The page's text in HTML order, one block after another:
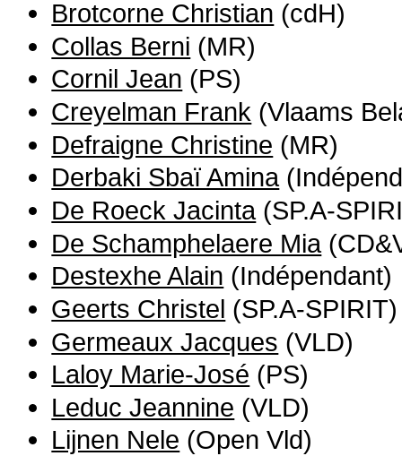
Brotcorne Christian (cdH)
Collas Berni (MR)
Cornil Jean (PS)
Creyelman Frank (Vlaams
Defraigne Christine (MR)
Derbaki Sbaï Amina
De Roeck Jacinta(SP.A-
De Schamphelaere Mia
Destexhe Alain (Indépendant)
Geerts Christel (SP.A-SPIRIT)
Germeaux Jacques (VLD)
Laloy Marie-José (PS)
Leduc Jeannine (VLD)
Lijnen Nele (Open Vld)